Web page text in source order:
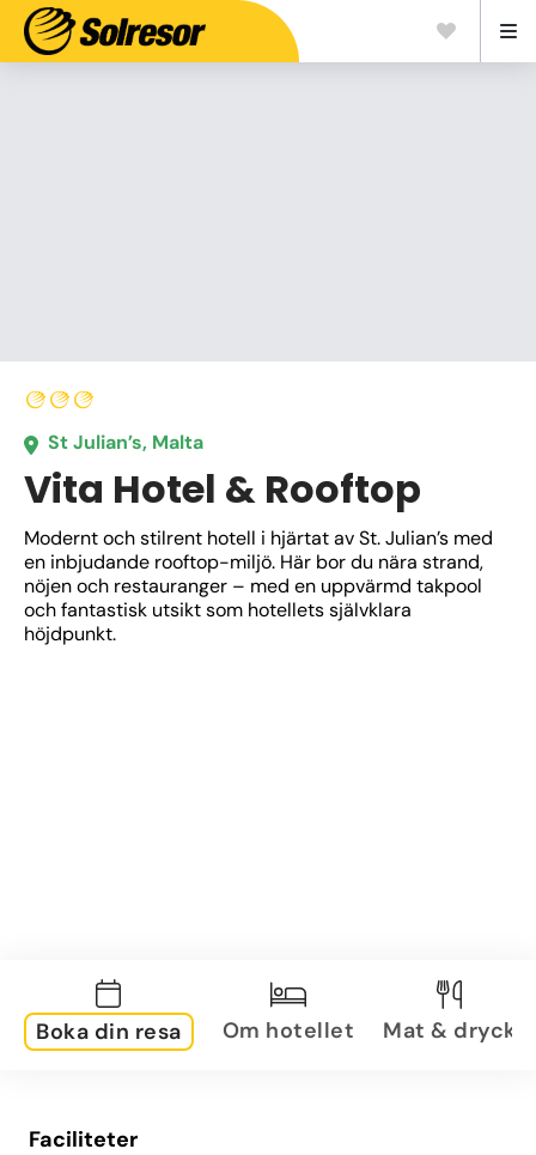
St Julian’s, Malta
Vita Hotel & Rooftop
Modernt och stilrent hotell i hjärtat av St. Julian’s med
en inbjudande rooftop-miljö. Här bor du nära strand,
nöjen och restauranger – med en uppvärmd takpool
och fantastisk utsikt som hotellets självklara
höjdpunkt.
Boka din resa Om hotellet Mat & dryck
Faciliteter